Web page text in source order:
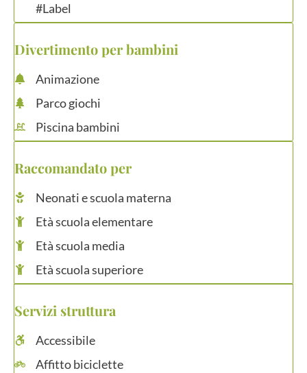
#Label
Divertimento per bambini
Animazione
Parco giochi
Piscina bambini
Raccomandato per
Neonati e scuola materna
Età scuola elementare
Età scuola media
Età scuola superiore
Servizi struttura
Accessibile
Affitto biciclette